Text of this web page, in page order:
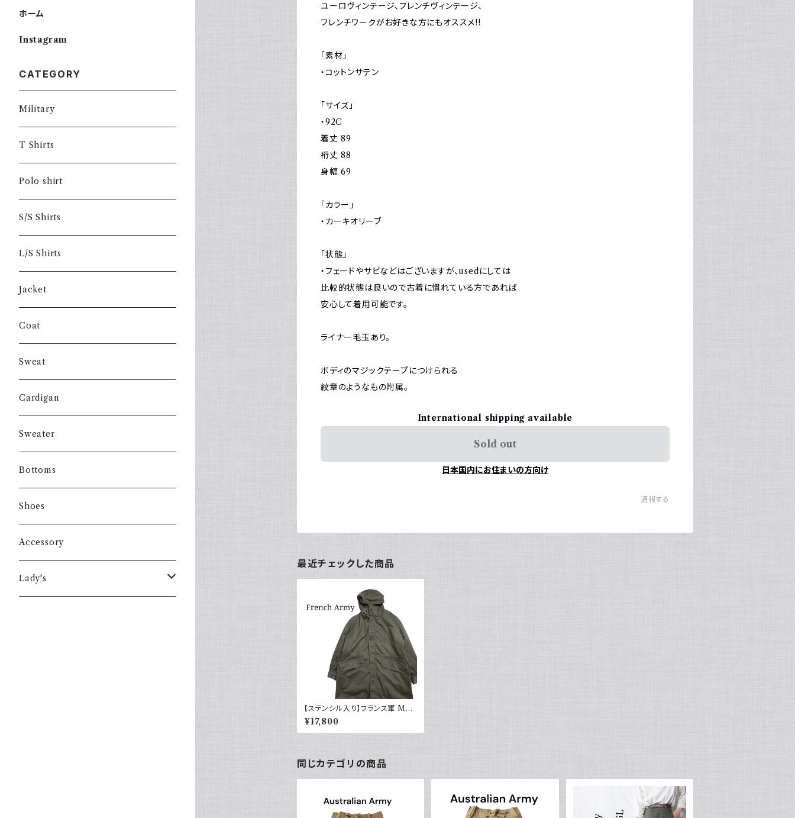
ユーロヴィンテージ、フレンチヴィンテージ、
フレンチワークがお好きな方にもオススメ!!
「素材」
・コットンサテン
「サイズ」
・92C
着丈 89
裄丈 88
身幅 69
「カラー」
・カーキオリーブ
「状態」
・フェードやサビなどはございますが、usedにしては
比較的状態は良いので古着に慣れている方であれば
安心して着用可能です。
ライナー毛玉あり。
ボディのマジックテープにつけられる
紋章のようなもの附属。
International shipping available
Sold out
日本国内にお住まいの方向け
通報する
最近チェックした商品
【ステンシル入り】フランス軍 M64
パーカー モッズコート 92C
¥17,800
同じカテゴリの商品
ホーム
Instagram
CATEGORY
Military
T Shirts
Polo shirt
S/S Shirts
L/S Shirts
Jacket
Coat
Sweat
Cardigan
Sweater
Bottoms
Shoes
Accessory
Lady's